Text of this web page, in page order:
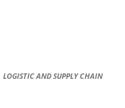
LOGISTIC AND SUPPLY CHAIN